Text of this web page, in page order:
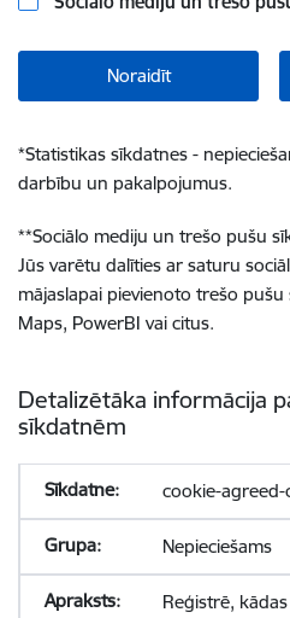
Noraidīt
*Statistikas sīkdatnes -
darbību un pakalpojumus.
**Sociālo mediju un trešo pušu
Jūs varētu dalīties ar saturu
mājaslapai pievienoto trešo
Maps, PowerBI vai citus.
Detalizētāka informācija
sīkdatnēm
cookie-agreed-
Nepieciešams
Reģistrē,